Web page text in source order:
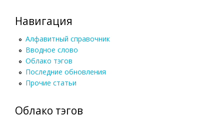
Навигация
Алфавитный справочник
Вводное слово
Облако тэгов
Последние обновления
Прочие статьи
Облако тэгов